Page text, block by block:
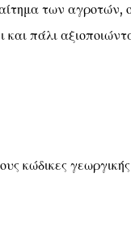
των αγροτών, ο
πάλι
κώδικες γεωργικής